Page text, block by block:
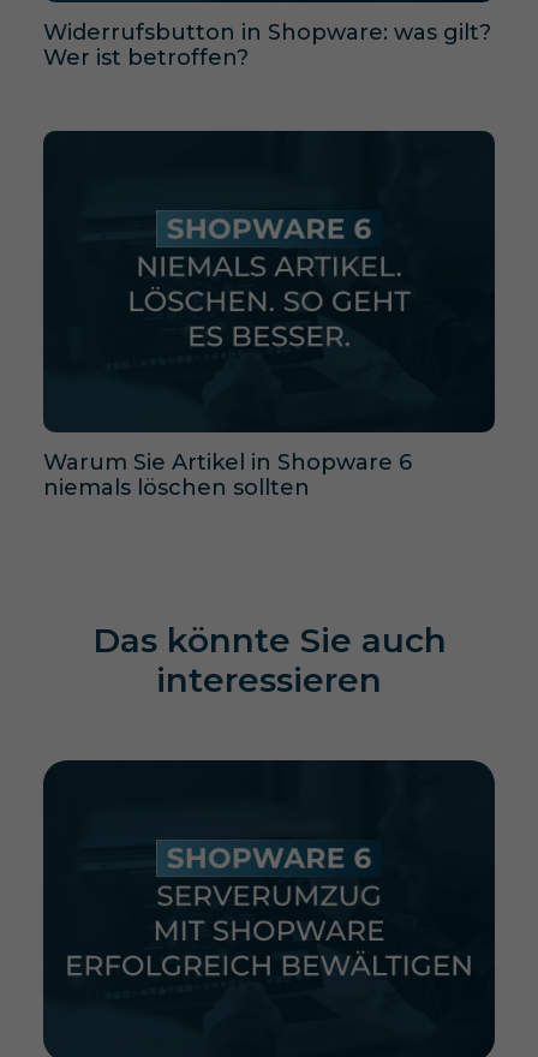
Widerrufsbutton in Shopware: was gilt?
Wer ist betroffen?
Warum Sie Artikel in Shopware 6
niemals löschen sollten
Das könnte Sie auch
interessieren